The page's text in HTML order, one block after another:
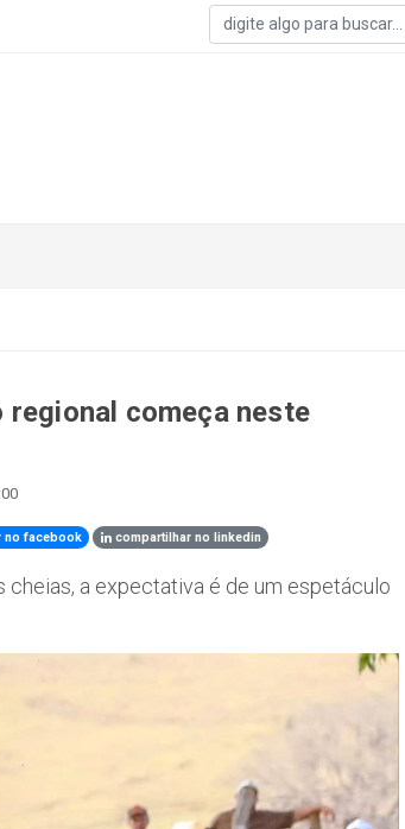
regional começa neste
no facebook compartilhar no linkedin
cheias, a expectativa é de um espetáculo